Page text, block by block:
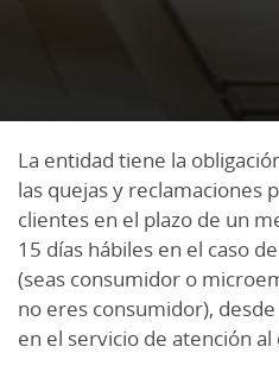
La entidad tiene la
las quejas y reclamaciones
clientes en el plazo de un
15 días hábiles en el caso
(seas consumidor o
no eres consumidor),
en el servicio de atención al